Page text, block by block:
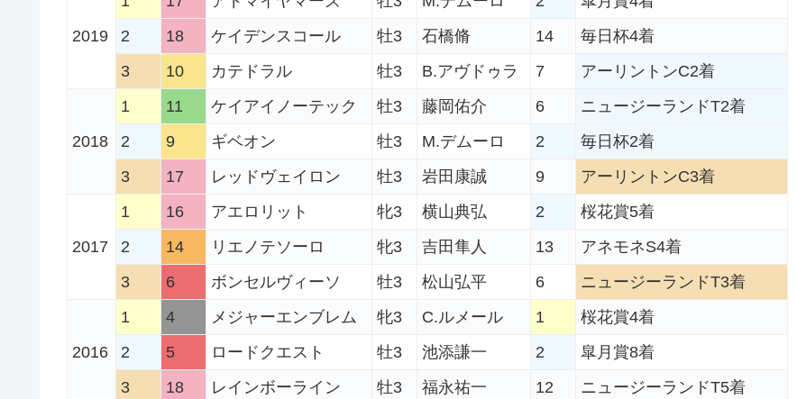
2019
2
18 ケイデンスコール 牡3 石橋脩 14
毎日杯4着
3
10 カテドラル 牡3 B.アヴドゥラ 7 アーリントンC2着
2018
1 11 ケイアイノーテック 牡3 藤岡佑介 6
ニュージーランドT2着
2
9 ギベオン 牡3 M.デムーロ 2
毎日杯2着
3
17 レッドヴェイロン 牡3 岩田康誠 9 アーリントンC3着
2017
1 16 アエロリット 牝3 横山典弘 2
桜花賞5着
2
14 リエノテソーロ 牝3 吉田隼人 13
アネモネS4着
3
6 ボンセルヴィーソ 牡3 松山弘平 6 ニュージーランドT3着
2016
1 4 メジャーエンブレム 牝3 C.ルメール 1
桜花賞4着
2
5 ロードクエスト 牡3 池添謙一 2
皐月賞8着
3
18 レインボーライン 牡3 福永祐一 12 ニュージーランドT5着